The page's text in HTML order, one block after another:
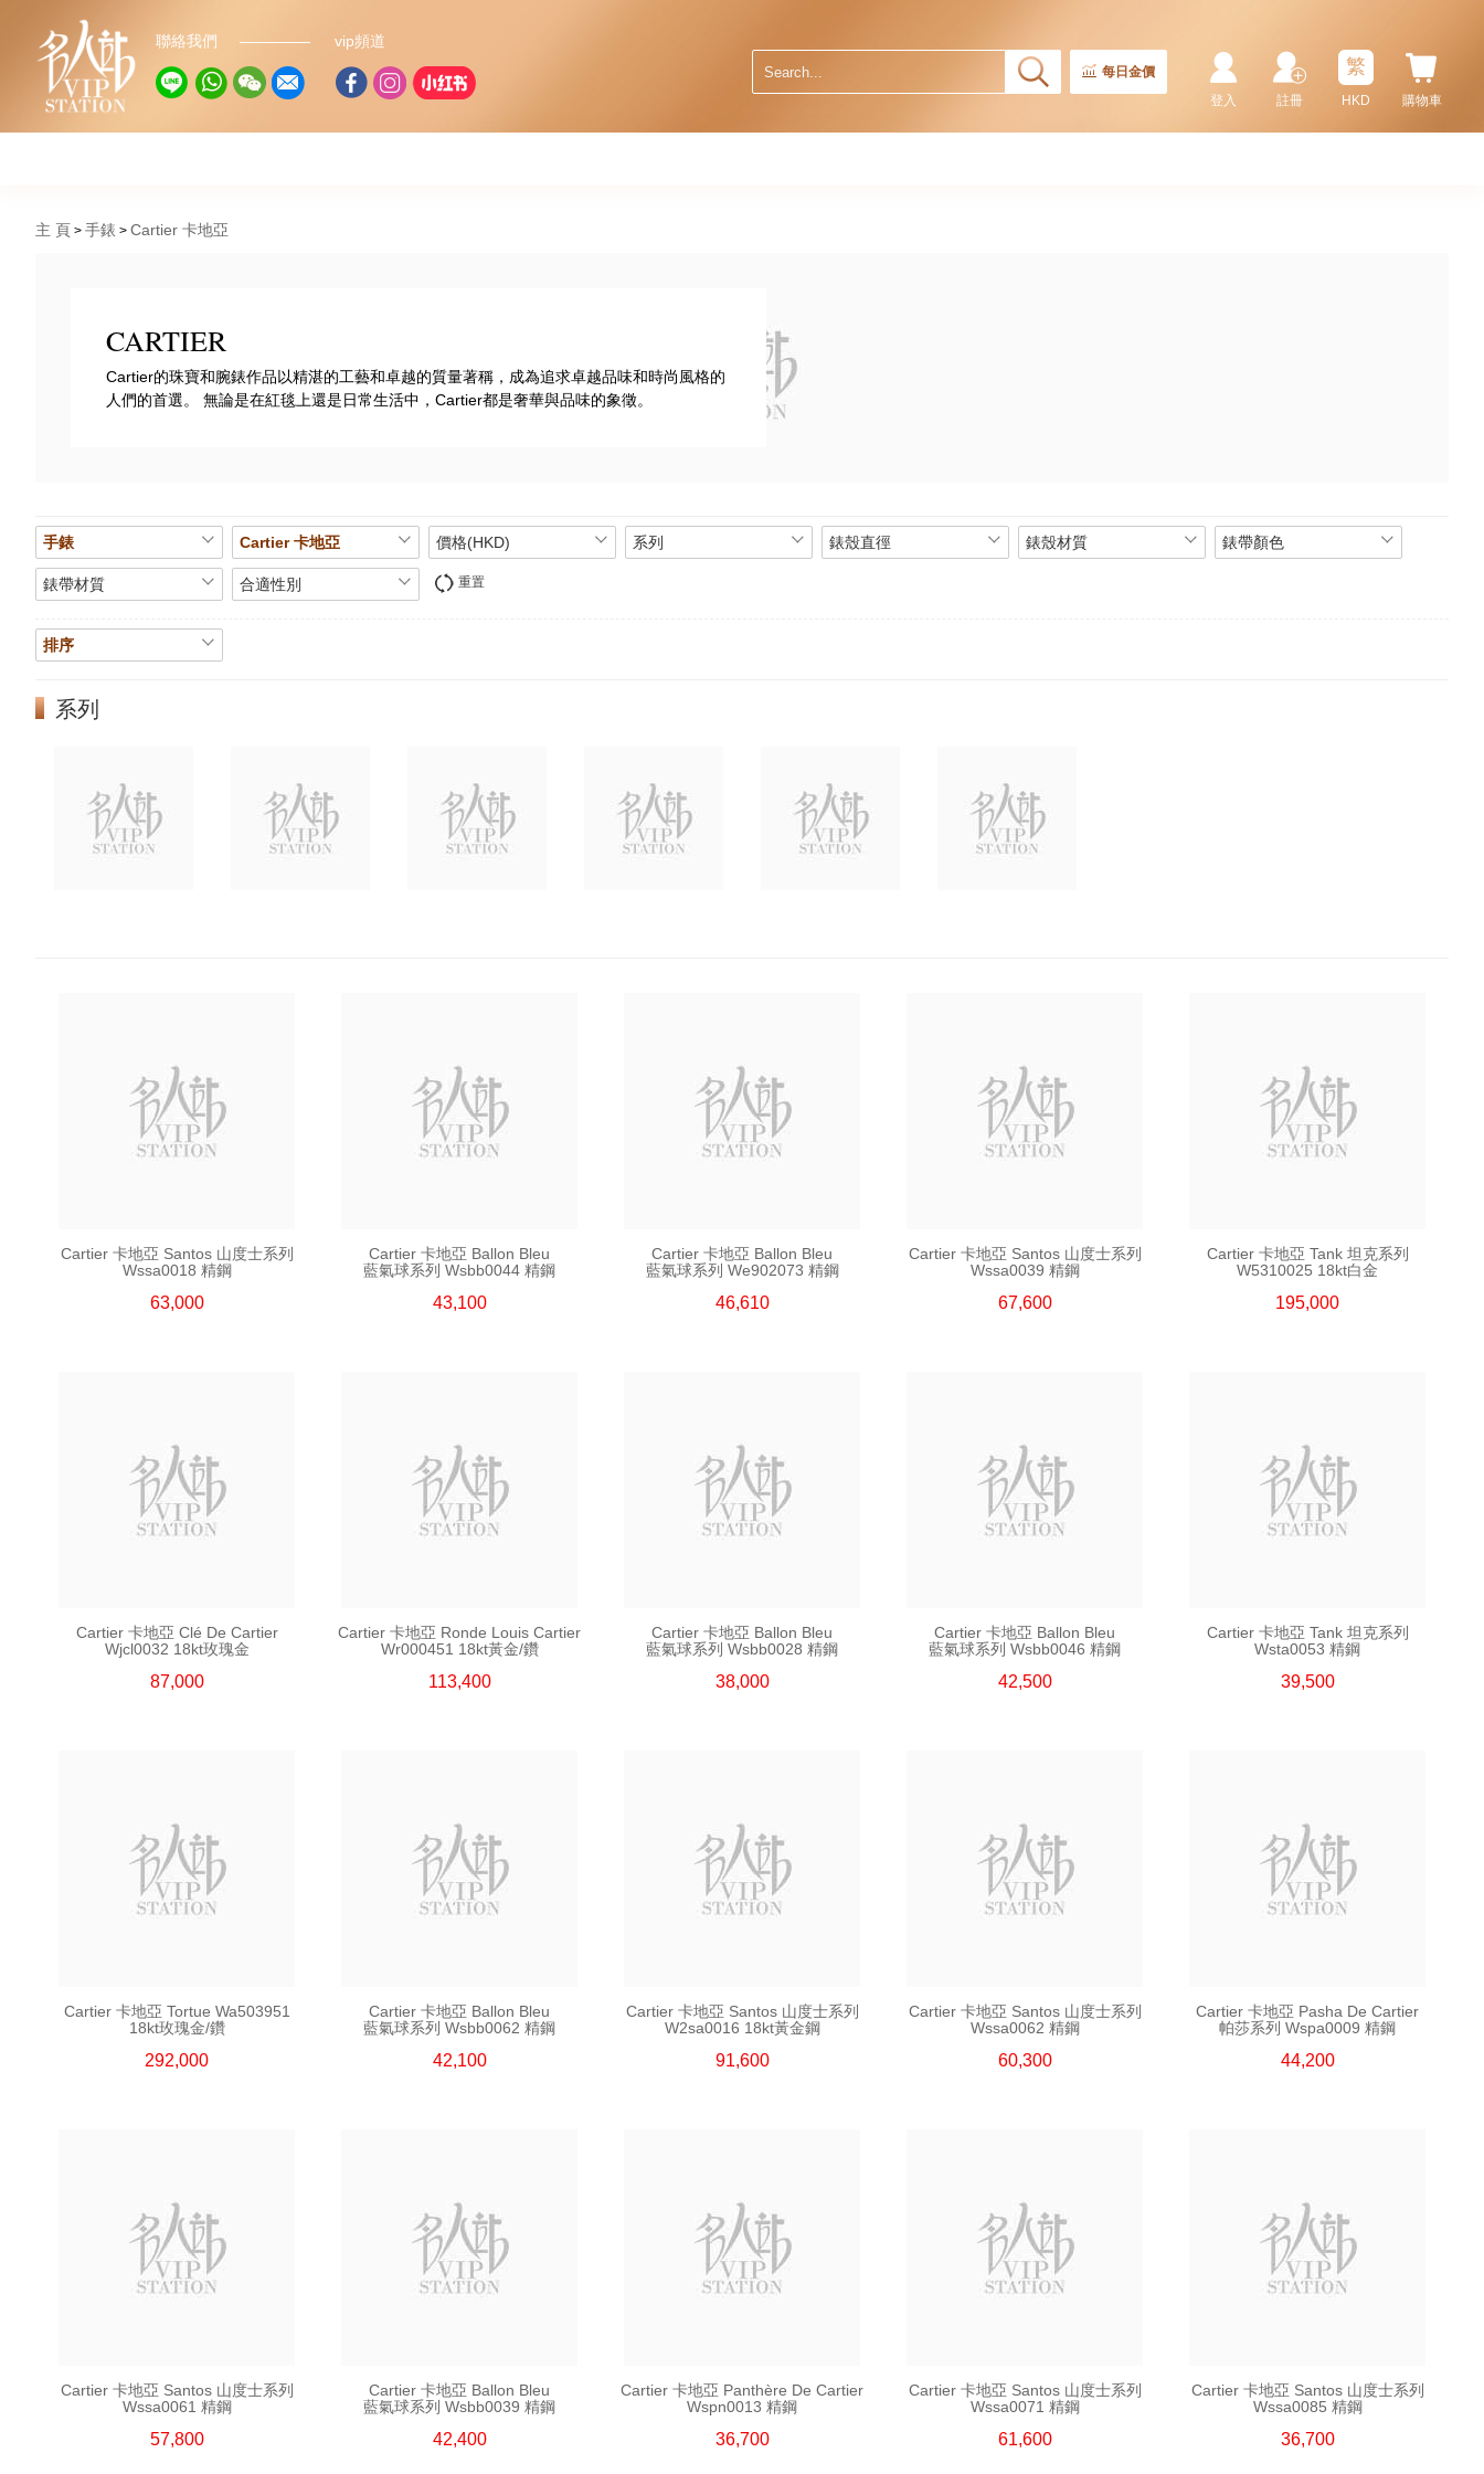
聯絡我們 vip頻道
每日金價
購物車
繁
HKD
註冊
登入
主 頁 手錶 Cartier 卡地亞
CARTIER
Cartier的珠寶和腕錶作品以精湛的工藝和卓越的質量著稱，成為追求卓越品味和時尚風格的
人們的首選。 無論是在紅毯上還是日常生活中，Cartier都是奢華與品味的象徵。
手錶 Cartier 卡地亞 價格(HKD) 系列 錶殼直徑 錶殼材質 錶帶顏色
錶帶材質 合適性別 重置
排序
系列
Cartier 卡地亞 Santos 山度士系列
Wssa0018 精鋼
63,000
Cartier 卡地亞 Ballon Bleu
藍氣球系列 Wsbb0044 精鋼
43,100
Cartier 卡地亞 Ballon Bleu
藍氣球系列 We902073 精鋼
46,610
Cartier 卡地亞 Santos 山度士系列
Wssa0039 精鋼
67,600
Cartier 卡地亞 Tank 坦克系列
W5310025 18kt白金
195,000
Cartier 卡地亞 Clé De Cartier
Wjcl0032 18kt玫瑰金
87,000
Cartier 卡地亞 Ronde Louis Cartier
Wr000451 18kt黃金/鑽
113,400
Cartier 卡地亞 Ballon Bleu
藍氣球系列 Wsbb0028 精鋼
38,000
Cartier 卡地亞 Ballon Bleu
藍氣球系列 Wsbb0046 精鋼
42,500
Cartier 卡地亞 Tank 坦克系列
Wsta0053 精鋼
39,500
Cartier 卡地亞 Tortue Wa503951
18kt玫瑰金/鑽
292,000
Cartier 卡地亞 Ballon Bleu
藍氣球系列 Wsbb0062 精鋼
42,100
Cartier 卡地亞 Santos 山度士系列
W2sa0016 18kt黃金鋼
91,600
Cartier 卡地亞 Santos 山度士系列
Wssa0062 精鋼
60,300
Cartier 卡地亞 Pasha De Cartier
帕莎系列 Wspa0009 精鋼
44,200
Cartier 卡地亞 Santos 山度士系列
Wssa0061 精鋼
57,800
Cartier 卡地亞 Ballon Bleu
藍氣球系列 Wsbb0039 精鋼
42,400
Cartier 卡地亞 Panthère De Cartier
Wspn0013 精鋼
36,700
Cartier 卡地亞 Santos 山度士系列
Wssa0071 精鋼
61,600
Cartier 卡地亞 Santos 山度士系列
Wssa0085 精鋼
36,700